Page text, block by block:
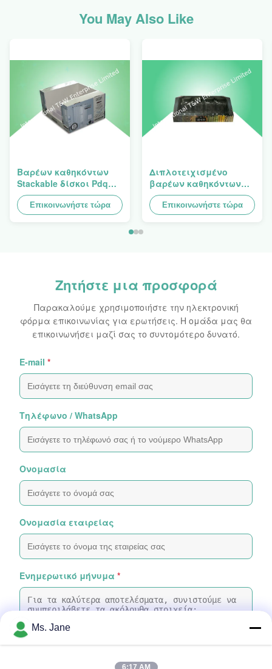
You May Also Like
Βαρέων καθηκόντων
Stackable δίσκοι Pdq
σχεδίου Costco στην
πώληση της κουρτίνας,
φορτίο 100kgs
Επικοινωνήστε τώρα
Διπλοτειχισμένο
βαρέων καθηκόντων
Stackup δίσκων
χαρτονιού PDQ για την
προαγωγή των
Επικοινωνήστε τώρα
Ζητήστε μια προσφορά
Παρακαλούμε χρησιμοποιήστε την ηλεκτρονική
φόρμα επικοινωνίας για ερωτήσεις. Η ομάδα μας θα
επικοινωνήσει μαζί σας το συντομότερο δυνατό.
Ε-mail *
Τηλέφωνο / WhatsApp
Ονομασία
Ονομασία εταιρείας
Ενημερωτικό μήνυμα *
Ms. Jane
6:17 AM